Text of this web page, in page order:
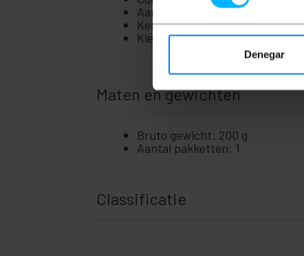
Denegar
Aansluitingen: USB-poorten,
Kenmerken: Ondersteunt MU-
Kleur van het product: Zwart,
Maten en gewichten
Bruto gewicht: 200 g
Aantal pakketten: 1
Classificatie